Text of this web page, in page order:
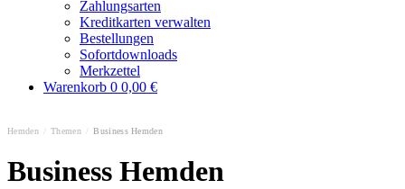
Zahlungsarten
Kreditkarten verwalten
Bestellungen
Sofortdownloads
Merkzettel
Warenkorb 0 0,00 €
Hemden Themen Business Hemden
Business Hemden